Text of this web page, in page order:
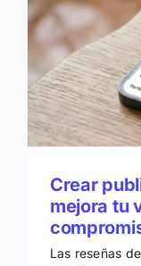
Crear
mejora tu
Las reseñas